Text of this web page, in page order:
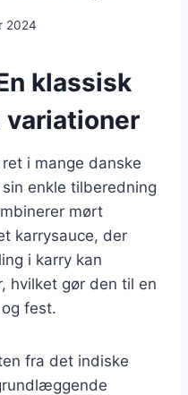
2024
klassisk
variationer
i mange danske
enkle tilberedning
mørt
karrysauce, der
i karry kan
hvilket gør den til en
fest.
fra det indiske